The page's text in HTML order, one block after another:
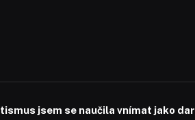
jsem se naučila vnímat jako dar